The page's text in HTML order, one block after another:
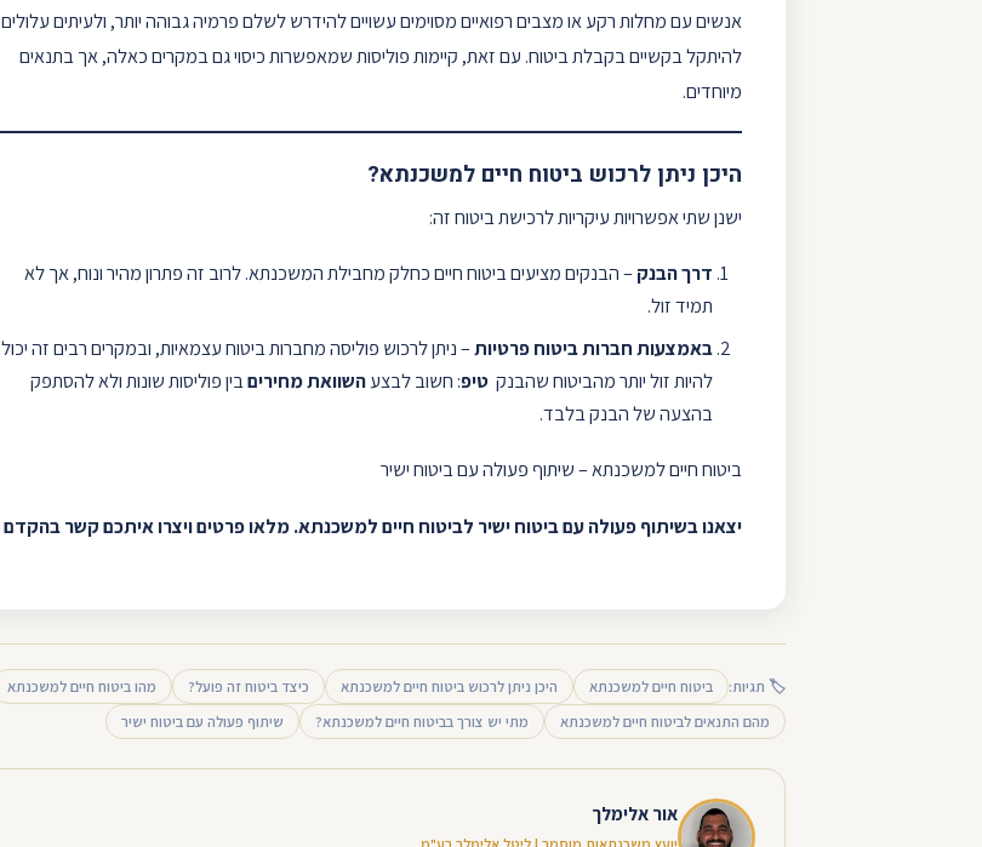
אנשים עם מחלות רקע או מצבים רפואיים מסוימים עשויים להידרש לשלם פרמיה גבוהה יותר, ולעיתים עלולים
להיתקל בקשיים בקבלת ביטוח. עם זאת, קיימות פוליסות שמאפשרות כיסוי גם במקרים כאלה, אך בתנאים
מיוחדים.
היכן ניתן לרכוש ביטוח חיים למשכנתא?
ישנן שתי אפשרויות עיקריות לרכישת ביטוח זה:
דרך הבנק – הבנקים מציעים ביטוח חיים כחלק מחבילת המשכנתא. לרוב זה פתרון מהיר ונוח, אך לא
תמיד זול.
באמצעות חברות ביטוח פרטיות– ניתן לרכוש פוליסה מחברות ביטוח עצמאיות, ובמקרים רבים זה יכול
להיות זול יותר מהביטוח שהבנק טיפ: חשוב לבצעהשוואת מחיריםבין פוליסות שונות ולא להסתפק
בהצעה של הבנק בלבד.
ביטוח חיים למשכנתא – שיתוף פעולה עם ביטוח ישיר
יצאנו בשיתוף פעולה עם ביטוח ישיר לביטוח חיים למשכנתא. מלאו פרטים ויצרו איתכם קשר בהקדם
🏷 תגיות: ביטוח חיים למשכנתא היכן ניתן לרכוש ביטוח חיים למשכנתא כיצד ביטוח זה פועל?
מהו ביטוח חיים למשכנתא
מהם התנאים לביטוח חיים למשכנתא
מתי יש צורך בביטוח חיים למשכנתא? שיתוף פעולה עם ביטוח ישיר
אור אלימלך